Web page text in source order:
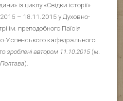
із циклу «Свідки історії»
– 18.11.2015 у Духовно-
ім. преподобного Паїсія
Успенського кафедрального
зроблені автором 11.10.2015(м.
Полтава).